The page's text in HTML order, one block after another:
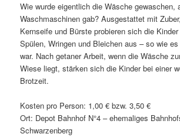
Wie wurde eigent­lich die Wäsche gewa­schen,
Waschmaschinen gab? Ausgestattet mit
Kernseife und Bürste probieren sich die
Spülen, Wringen und Bleichen aus – so wie
war. Nach getaner Arbeit, wenn die Wäsche
Wiese liegt, stärken sich die Kinder bei einer
Brotzeit.
Kosten pro Person: 1,00 € bzw. 3,50 €
Ort: Depot Bahnhof N°4 – ehema­liges
Schwarzenberg